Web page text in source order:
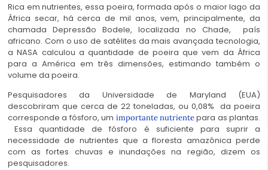
Rica em nutrientes, essa poeira, formada após o maior lago da
África secar, há cerca de mil anos, vem, principalmente, da
chamada Depressão Bodele, localizada no Chade, país
africano. Com o uso de satélites da mais avançada tecnologia,
a NASA calculou a quantidade de poeira que vem da África
para a América em três dimensões, estimando também o
volume da poeira.
Pesquisadores da Universidade de Maryland (EUA)
descobriram que cerca de 22 toneladas, ou 0,08% da poeira
corresponde a fósforo, um importante nutrientepara as plantas.
Essa quantidade de fósforo é suficiente para suprir a
necessidade de nutrientes que a floresta amazônica perde
com as fortes chuvas e inundações na região, dizem os
pesquisadores.